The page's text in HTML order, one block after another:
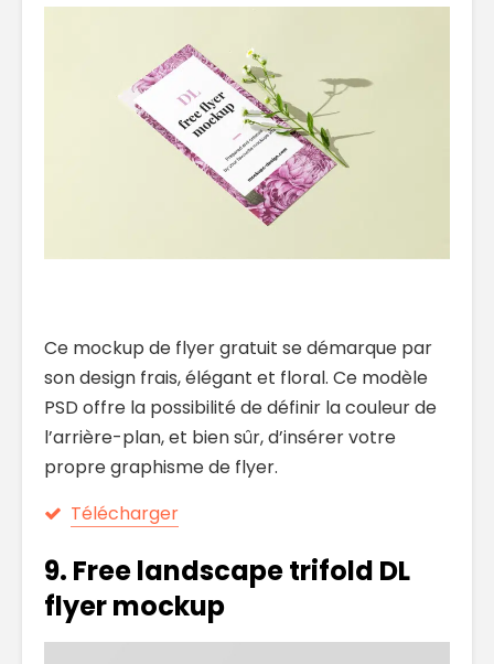
Ce mockup de flyer gratuit se démarque par
son design frais, élégant et floral. Ce modèle
PSD offre la possibilité de définir la couleur de
l’arrière-plan, et bien sûr, d’insérer votre
propre graphisme de flyer.
Télécharger
9. Free landscape trifold DL
flyer mockup